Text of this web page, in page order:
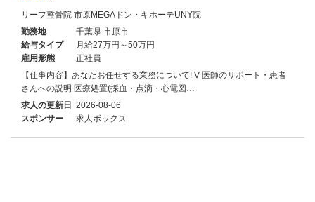
リーフ整骨院 市原MEGAドン・キホーテUNY院
勤務地
千葉県 市原市
給与タイプ
月給27万円～50万円
雇用形態
正社員
【仕事内容】あなたお任せする業務について! V 医師のサポート・患者
さんへの説明 医療処置(採血・点滴・心電図…
求人の更新日 2026-08-06
スポンサー
求人ボックス